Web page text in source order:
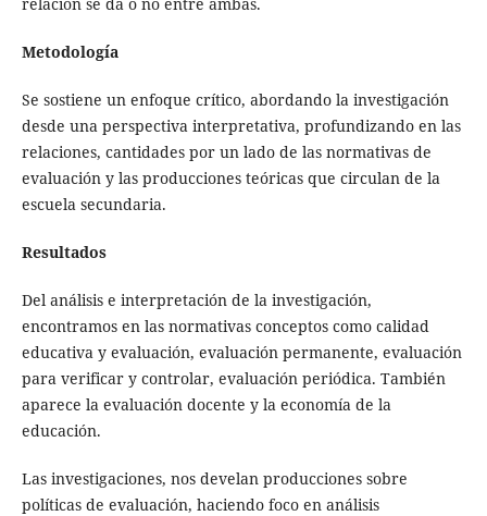
Metodología
Se sostiene un enfoque crítico, abordando la investigación
desde una perspectiva interpretativa, profundizando en las
relaciones, cantidades por un lado de las normativas de
evaluación y las producciones teóricas que circulan de la
escuela secundaria.
Resultados
Del análisis e interpretación de la investigación,
encontramos en las normativas conceptos como calidad
educativa y evaluación, evaluación permanente, evaluación
para verificar y controlar, evaluación periódica. También
aparece la evaluación docente y la economía de la
educación.
Las investigaciones, nos develan producciones sobre
políticas de evaluación, haciendo foco en análisis